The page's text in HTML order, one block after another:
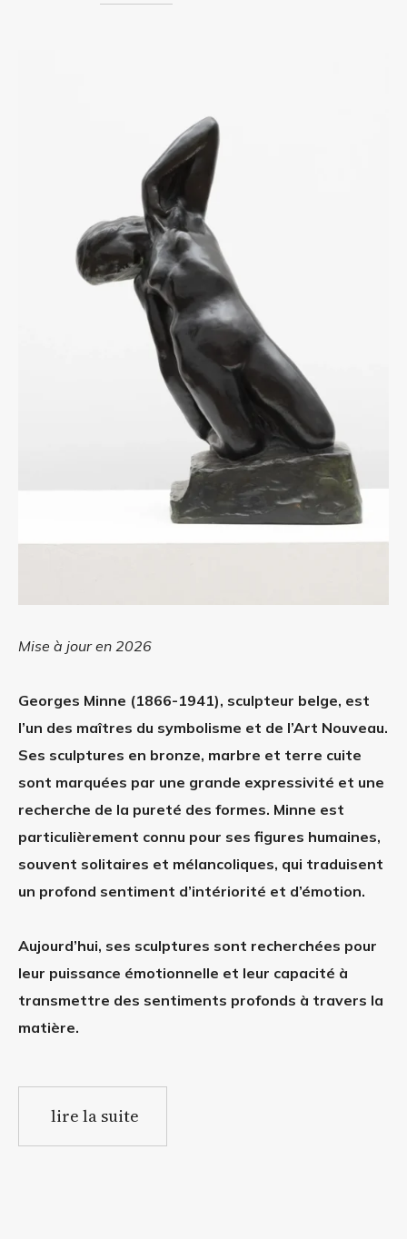
Mise à jour en 2026
Georges Minne (1866-1941), sculpteur belge, est
l’un des maîtres du symbolisme et de l’Art Nouveau.
Ses sculptures en bronze, marbre et terre cuite
sont marquées par une grande expressivité et une
recherche de la pureté des formes. Minne est
particulièrement connu pour ses figures humaines,
souvent solitaires et mélancoliques, qui traduisent
un profond sentiment d’intériorité et d’émotion.
Aujourd’hui, ses sculptures sont recherchées pour
leur puissance émotionnelle et leur capacité à
transmettre des sentiments profonds à travers la
matière.
lire la suite